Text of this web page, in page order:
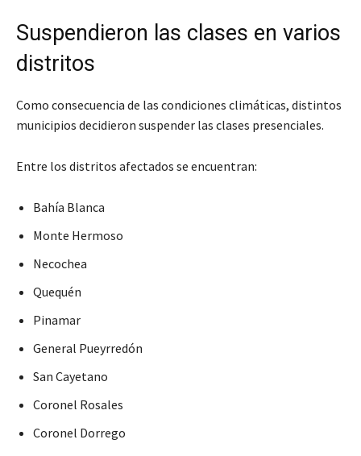
Suspendieron las clases en varios
distritos
Como consecuencia de las condiciones climáticas, distintos
municipios decidieron suspender las clases presenciales.
Entre los distritos afectados se encuentran:
Bahía Blanca
Monte Hermoso
Necochea
Quequén
Pinamar
General Pueyrredón
San Cayetano
Coronel Rosales
Coronel Dorrego